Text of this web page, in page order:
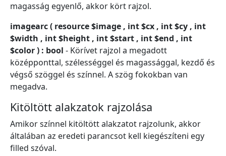
magasság egyenlő, akkor kört rajzol.
imagearc ( resource $image , int $cx , int $cy , int
$width , int $height , int $start , int $end , int
$color ) : bool - Körívet rajzol a megadott
középponttal, szélességgel és magassággal, kezdő és
végső szöggel és színnel. A szög fokokban van
megadva.
Kitöltött alakzatok rajzolása
Amikor színnel kitöltött alakzatot rajzolunk, akkor
általában az eredeti parancsot kell kiegészíteni egy
filled szóval.